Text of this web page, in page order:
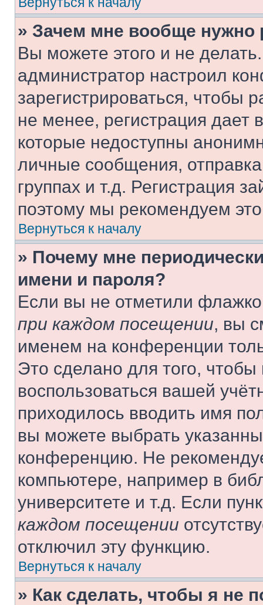
» Зачем мне вообще нужно
Вы можете этого и не
администратор настроил
зарегистрироваться, чтобы
не менее, регистрация
которые недоступны
личные сообщения,
группах и т.д. Регистрация
поэтому мы рекомендуем
Вернуться к началу
» Почему мне
имени и пароля?
Если вы не отметили
при каждом посещении, вы
именем на конференции
Это сделано для того, чтобы
воспользоваться вашей
приходилось вводить имя
вы можете выбрать
конференцию. Не
компьютере, например в
университете и т.д. Если
каждом посещении
отключил эту функцию.
Вернуться к началу
» Как сделать, чтобы я не